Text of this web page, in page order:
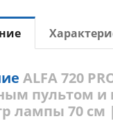
ALFA 720
пультом и
лампы 70 см |